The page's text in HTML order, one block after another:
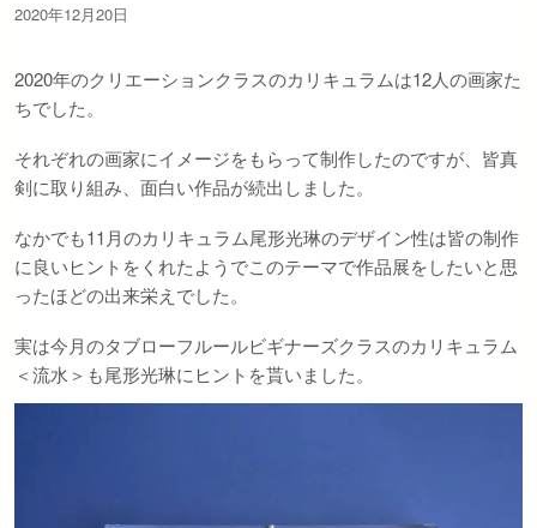
2020年12月20日
2020年のクリエーションクラスのカリキュラムは12人の画家た
ちでした。
それぞれの画家にイメージをもらって制作したのですが、皆真
剣に取り組み、面白い作品が続出しました。
なかでも11月のカリキュラム尾形光琳のデザイン性は皆の制作
に良いヒントをくれたようでこのテーマで作品展をしたいと思
ったほどの出来栄えでした。
実は今月のタブローフルールビギナーズクラスのカリキュラム
＜流水＞も尾形光琳にヒントを貰いました。